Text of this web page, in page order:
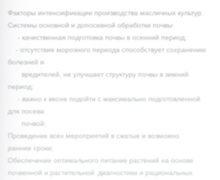
Факторы интенсификации производства масличных культур.
Системы основной и допосевной обработки почвы:
- качественная подготовка почвы в осенний период;
- отсутствие морозного периода способствует сохранению
болезней и
вредителей, не улучшает структуру почвы в зимний
период;
- важно к весне подойти с максимально подготовленной
для посева
почвой;
Проведение всех мероприятий в сжатые и возможно
ранние сроки;
Обеспечение оптимального питание растений на основе
почвенной и растительной диагностики и рациональных